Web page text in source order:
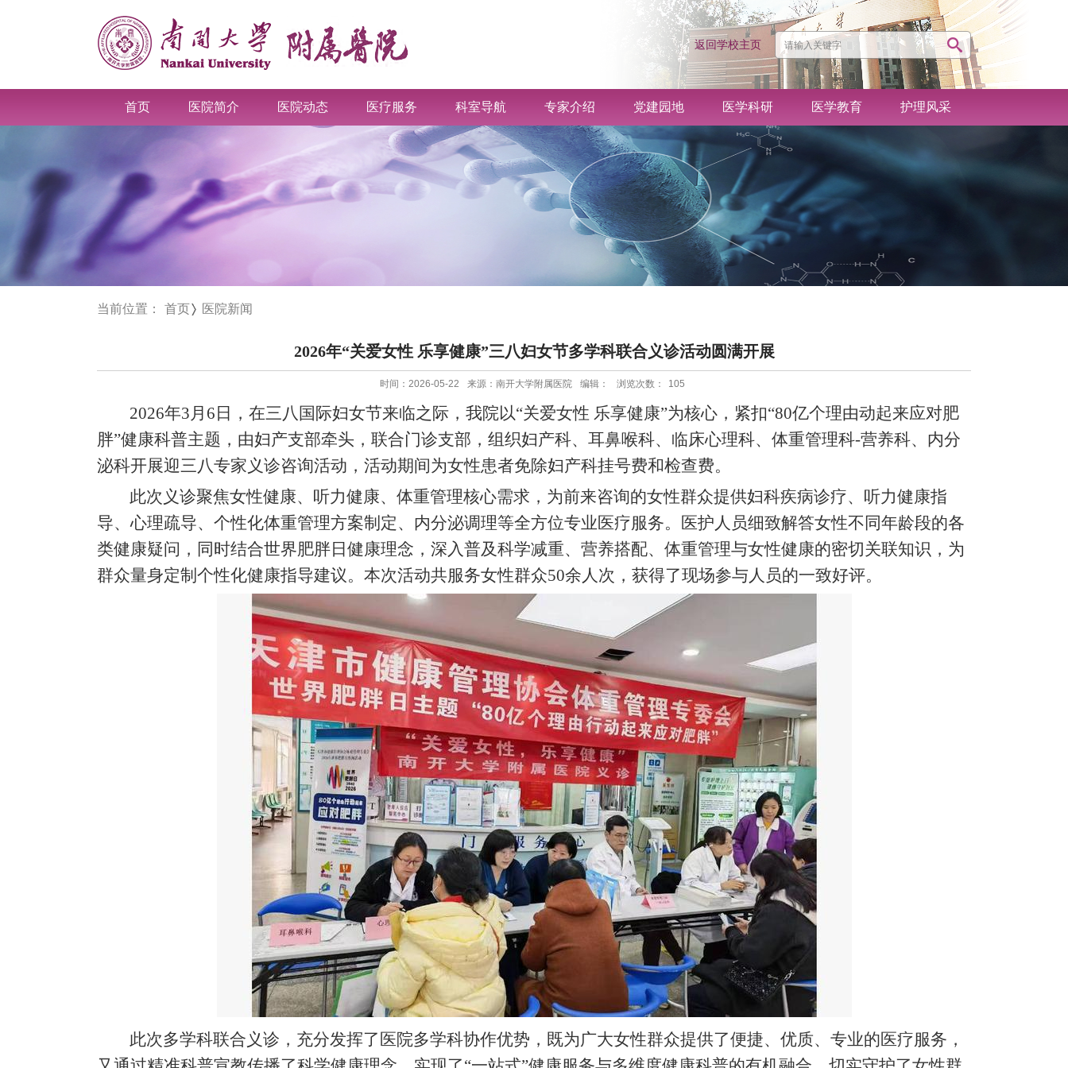
返回学校主页
首页 医院简介 医院动态 医疗服务 科室导航 专家介绍 党建园地 医学科研 医学教育 护理风采
当前位置： 首页 医院新闻
2026年“关爱女性 乐享健康”三八妇女节多学科联合义诊活动圆满开展
时间：2026-05-22 来源：南开大学附属医院 编辑： 浏览次数： 105
2026年3月6日，在三八国际妇女节来临之际，我院以“关爱女性 乐享健康”为核心，紧扣“80亿个理由动起来应对肥
胖”健康科普主题，由妇产支部牵头，联合门诊支部，组织妇产科、耳鼻喉科、临床心理科、体重管理科-营养科、内分
泌科开展迎三八专家义诊咨询活动，活动期间为女性患者免除妇产科挂号费和检查费。
此次义诊聚焦女性健康、听力健康、体重管理核心需求，为前来咨询的女性群众提供妇科疾病诊疗、听力健康指
导、心理疏导、个性化体重管理方案制定、内分泌调理等全方位专业医疗服务。医护人员细致解答女性不同年龄段的各
类健康疑问，同时结合世界肥胖日健康理念，深入普及科学减重、营养搭配、体重管理与女性健康的密切关联知识，为
群众量身定制个性化健康指导建议。本次活动共服务女性群众50余人次，获得了现场参与人员的一致好评。
此次多学科联合义诊，充分发挥了医院多学科协作优势，既为广大女性群众提供了便捷、优质、专业的医疗服务，